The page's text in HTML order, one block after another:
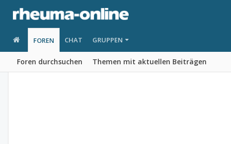
FOREN
Foren durchsuchen Themen mit aktuellen Beiträgen
CHAT GRUPPEN